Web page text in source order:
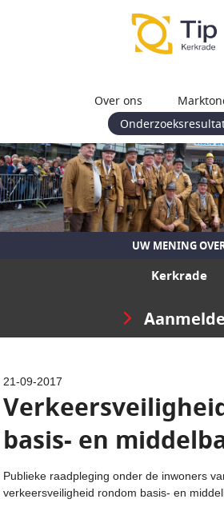
Over ons
UW MENING
Kerkrade
21-09-2017
basis- en
Publieke raadpleging onder de inwoners
verkeersveiligheid rondom basis- en